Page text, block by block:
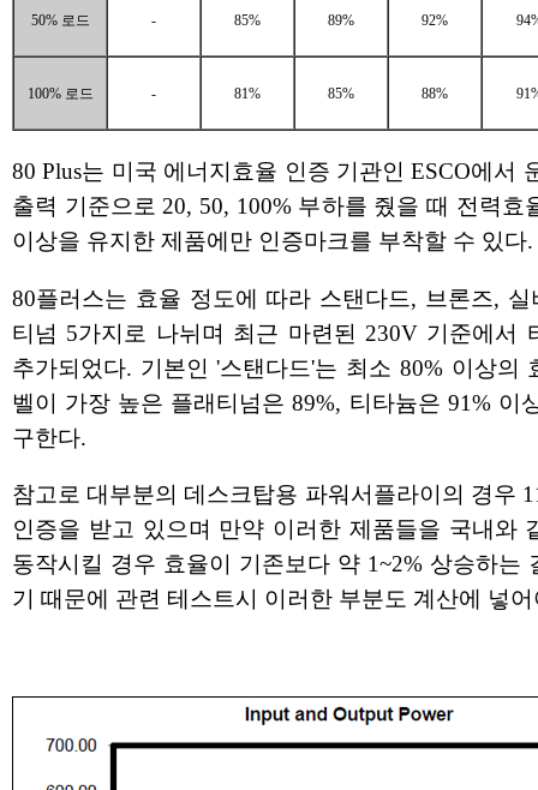
50% 로드 - 85% 89% 92%
100% 로드 - 81% 85% 88%
80 Plus는 미국 에너지효율 인증 기관인 ESCO에서
출력 기준으로 20, 50, 100% 부하를 줬을 때 전력효
이상을 유지한 제품에만 인증마크를 부착할 수 있다.
80플러스는 효율 정도에 따라 스탠다드, 브론즈, 실
티넘 5가지로 나뉘며 최근 마련된 230V 기준에서
추가되었다. 기본인 '스탠다드'는 최소 80% 이상의
벨이 가장 높은 플래티넘은 89%, 티타늄은 91% 이
구한다.
참고로 대부분의 데스크탑용 파워서플라이의 경우
인증을 받고 있으며 만약 이러한 제품들을 국내와
동작시킬 경우 효율이 기존보다 약 1~2% 상승하는
기 때문에 관련 테스트시 이러한 부분도 계산에 넣